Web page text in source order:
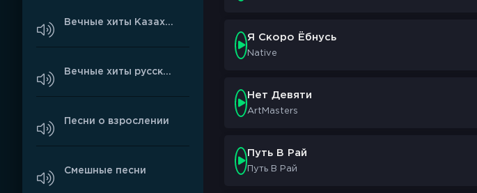
Я Скоро Ёбнусь
Native
Нет Девяти
ArtMasters
Путь В Рай
Путь В Рай
Вечные хиты Казахстана
Вечные хиты русского рэпа
Песни о взрослении
Смешные песни